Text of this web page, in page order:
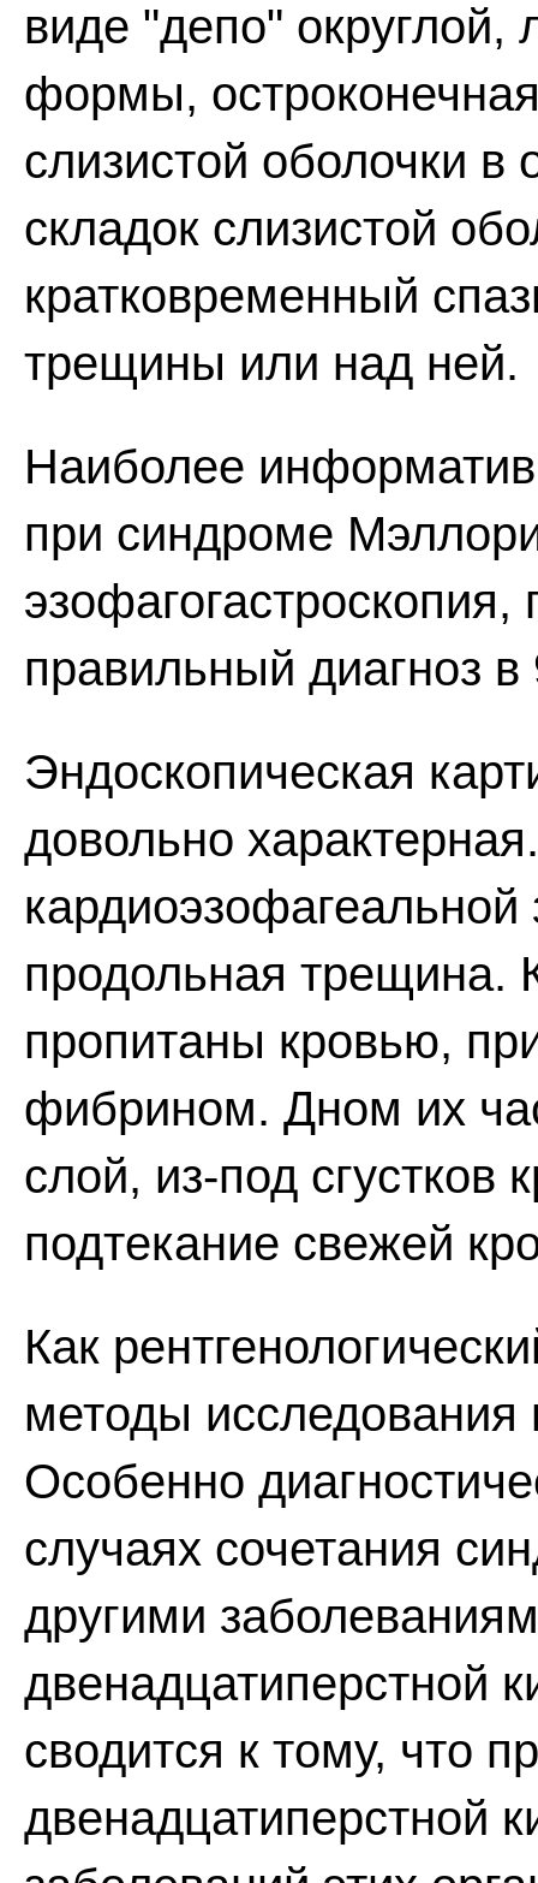
виде "депо" округлой,
формы,
слизистой оболочки
складок слизистой
кратковременный
трещины или над ней.
Наиболее
при синдроме
правильный диагноз
Эндоскопическая
довольно
продольная трещина.
пропитаны кровью,
фибрином. Дном их
слой, из-под сгустков
подтекание свежей
Как
методы исследования
Особенно
случаях сочетания
другими
двенадцатиперстной
сводится к тому, что
двенадцатиперстной